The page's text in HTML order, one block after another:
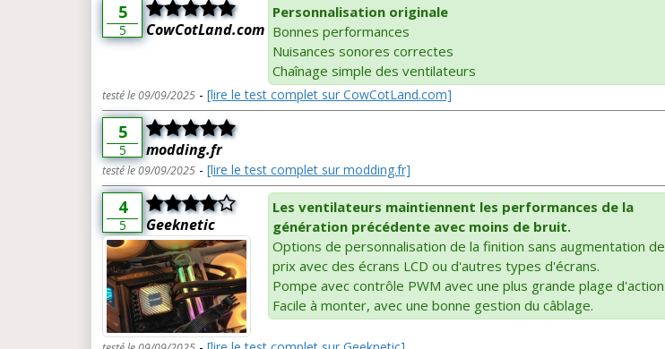
5
5 CowCotLand.com
Personnalisation originale
Bonnes performances
Nuisances sonores correctes
Chaînage simple des ventilateurs
testé le 09/09/2025 - [lire le test complet sur CowCotLand.com]
5
5 modding.fr
testé le 09/09/2025 - [lire le test complet sur modding.fr]
4
5 Geeknetic
Les ventilateurs maintiennent les performances de la
génération précédente avec moins de bruit.
Options de personnalisation de la finition sans augmentation de
prix avec des écrans LCD ou d'autres types d'écrans.
Pompe avec contrôle PWM avec une plus grande plage d'action
Facile à monter, avec une bonne gestion du câblage.